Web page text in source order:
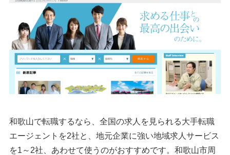
3.応募書類・面接・年収交渉を相談できる
和歌山で転職エージェントを使う際の注意点
1.求人が少ない職種は条件を広げて探す
2.担当者の提案をそのまま受け入れない
3.面談では隠しごとより条件整理を優先する
和歌山で勝ち組と言える企業はどこ？
和歌山の有効求人倍率
和歌山の平均年収
和歌山で転職するなら、全国の求人を見られる大手転職
エージェントを2社と、地元企業に強い地域求人サービス
を1～2社、あわせて使うのがおすすめです。和歌山市周